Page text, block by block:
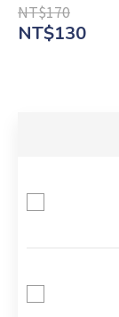
NT$170
NT$130